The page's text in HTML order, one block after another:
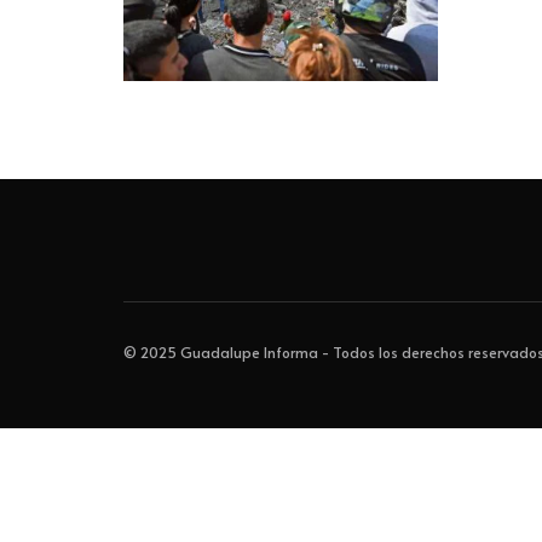
© 2025 Guadalupe Informa - Todos los derechos